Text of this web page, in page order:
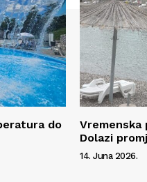
do
Vremenska
Dolazi
14. Juna 2026.